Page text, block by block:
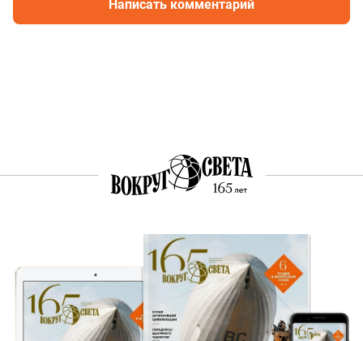
Написать комментарий